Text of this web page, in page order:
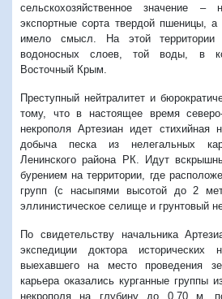
сельскохозяйственное значение
экспортные сорта твердой пшеницы,
имело смысл. На этой территории
водоносных слоев, той воды, в
Восточный Крым.
Преступный нейтралитет и
тому, что в настоящее время
некрополя Артезиан идет стихийная
добыча песка из нелегальных
Ленинского района РК. Идут
бурением на территории, где
групп (с насыпями высотой до 2
эллинистическое селище и грунтовый
По свидетельству начальника
экспедиции доктора исторических
выехавшего на место проведения
карьера оказались курганные группы
некрополя на глубину до 0,70 м,